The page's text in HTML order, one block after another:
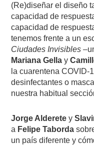
(Re)diseñar el diseño
capacidad de
capacidad de
tenemos frente a un
Ciudades Invisibles
Mariana Gella y
la cuarentena COVID-
desinfectantes o
nuestra habitual
Jorge Alderete y
a Felipe Taborda
un país diferente y